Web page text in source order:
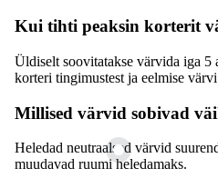
Kui tihti peaksin korterit
Üldiselt soovitatakse värvida iga 5
korteri tingimustest ja eelmise
Millised värvid sobivad
Heledad neutraalsed värvid
muudavad ruumi heledamaks.